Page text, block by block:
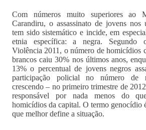
Com números muito superiores ao
Carandiru, o assassinato de jovens nos
tem sido sistemático e incide, em
etnia específica: a negra. Segundo
Violência 2011, o número de homicídios
brancos caiu 30% nos últimos anos,
13% o percentual de jovens negros
participação policial no número de
crescendo – no primeiro trimestre de
responsável por nada menos do
homicídios da capital. O termo genocídio
que melhor define a situação.